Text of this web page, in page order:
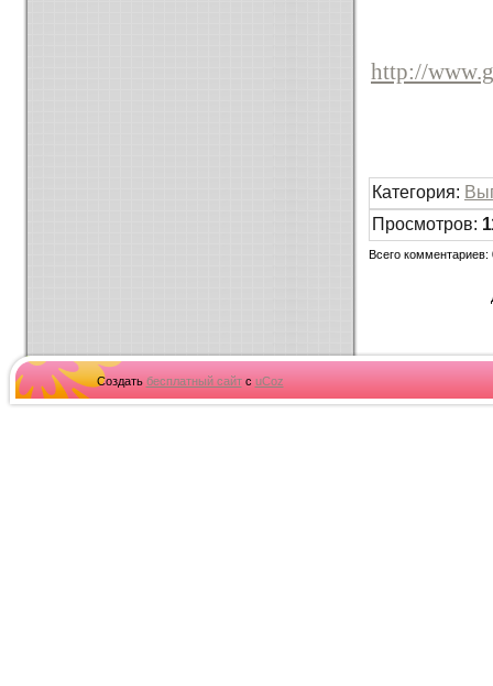
http://
Категория:
Просмотров:
Всего комментариев:
Создать бесплатный сайтс uCoz